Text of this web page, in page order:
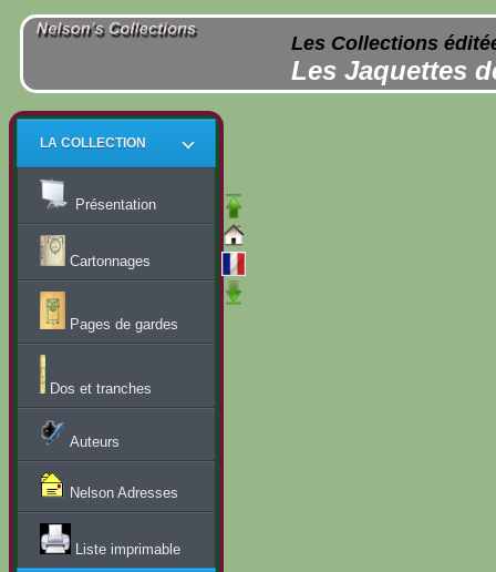
Les Collections
Les Jaquettes
LA COLLECTION
Présentation
Cartonnages
Pages de gardes
Dos et tranches
Auteurs
Nelson Adresses
Liste imprimable